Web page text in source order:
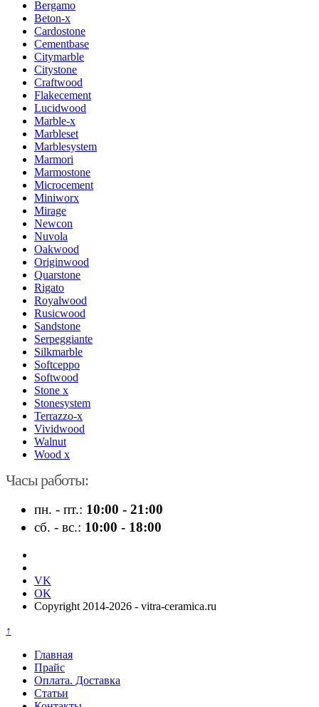
Bergamo
Beton-x
Cardostone
Cementbase
Citymarble
Citystone
Craftwood
Flakecement
Lucidwood
Marble-x
Marbleset
Marblesystem
Marmori
Marmostone
Microcement
Miniworx
Mirage
Newcon
Nuvola
Oakwood
Originwood
Quarstone
Rigato
Royalwood
Rusicwood
Sandstone
Serpeggiante
Silkmarble
Softceppo
Softwood
Stone x
Stonesystem
Terrazzo-x
Vividwood
Walnut
Wood x
Часы работы:
пн. - пт.: 10:00 - 21:00
сб. - вс.: 10:00 - 18:00
VK
OK
Copyright 2014-2026 - vitra-ceramica.ru
↑
Главная
Прайс
Оплата. Доставка
Статьи